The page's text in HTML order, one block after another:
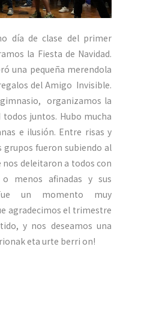
día de clase del primer
la Fiesta de Navidad.
una pequeña merendola
del Amigo Invisible.
gimnasio, organizamos la
todos juntos. Hubo mucha
e ilusión. Entre risas y
grupos fueron subiendo al
nos deleitaron a todos con
menos afinadas y sus
un momento muy
agradecimos el trimestre
y nos deseamos una
eta urte berri on!